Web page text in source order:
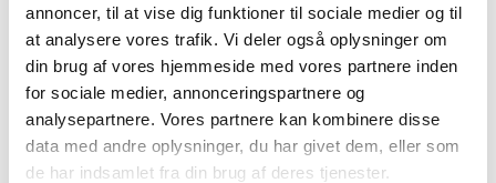
annoncer, til at vise dig funktioner til sociale medier og til
at analysere vores trafik. Vi deler også oplysninger om
din brug af vores hjemmeside med vores partnere inden
for sociale medier, annonceringspartnere og
analysepartnere. Vores partnere kan kombinere disse
data med andre oplysninger, du har givet dem, eller som
de har indsamlet fra din brug af deres tjenester.
I øjeblikket er der debat om, hvorvidt den
nationale ulveovervågning har et retvisende
overblik over ulvene i landet. Derfor
opfordrer vi jægere til at registrere alle
ulveobservationer.